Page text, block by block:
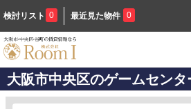
検討リスト 0 最近見た物件 0
大阪市中央区のゲームセンタ